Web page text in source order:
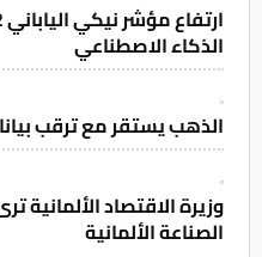
الذكاء الاصطناعي
الذهب يستقر مع ترقب
وزيرة الاقتصاد
الصناعة الألمانية